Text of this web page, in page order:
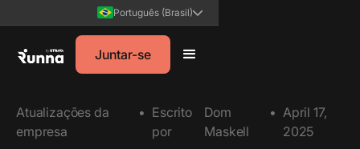
Português (Brasil)
Juntar-se
Atualizações da
empresa
• Escrito
por
Dom
Maskell
• April 17,
2025